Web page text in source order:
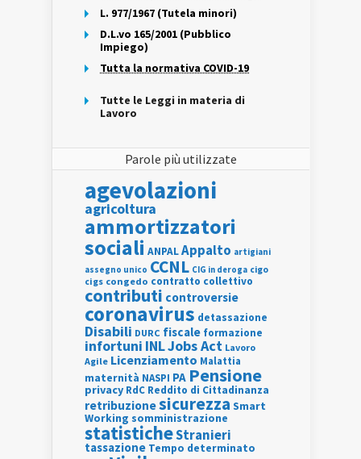
L. 977/1967 (Tutela minori)
D.L.vo 165/2001 (Pubblico
Impiego)
Tutta la normativa COVID-19
Tutte le Leggi in materia di
Lavoro
Parole più utilizzate
agevolazioni
agricoltura
ammortizzatori
sociali ANPALAppalto artigiani
assegno unico CCNL CIG in deroga cigo
cigs congedo contratto collettivo
contributi controversie
coronavirus detassazione
Disabili DURC fiscale formazione
infortuni INLJobs Act Lavoro
Agile Licenziamento Malattia
maternità NASPI PA Pensione
privacy RdC Reddito di Cittadinanza
retribuzionesicurezza Smart
Working somministrazione
statisticheStranieri
tassazione Tempo determinato